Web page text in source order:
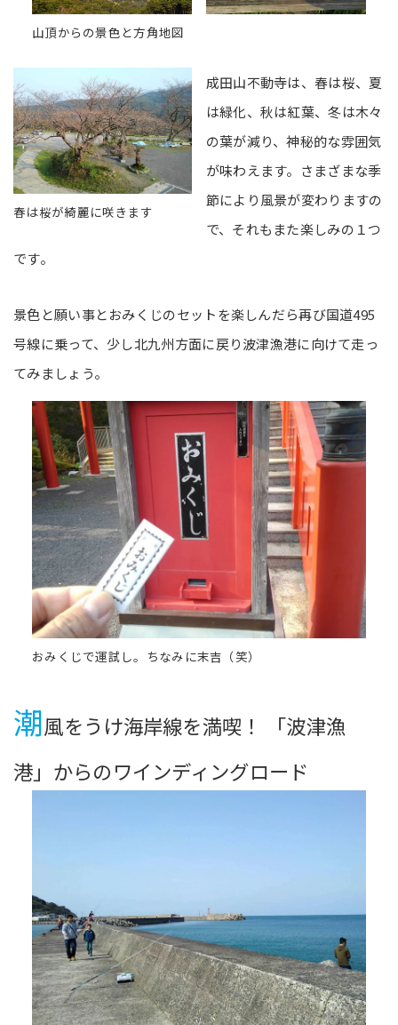
山頂からの景色と方角地図
春は桜が綺麗に咲きます
成田山不動寺は、春は桜、夏
は緑化、秋は紅葉、冬は木々
の葉が減り、神秘的な雰囲気
が味わえます。さまざまな季
節により風景が変わりますの
で、それもまた楽しみの１つ
です。
景色と願い事とおみくじのセットを楽しんだら再び国道495
号線に乗って、少し北九州方面に戻り波津漁港に向けて走っ
てみましょう。
おみくじで運試し。ちなみに末吉（笑）
潮風をうけ海岸線を満喫！ 「波津漁
港」からのワインディングロード